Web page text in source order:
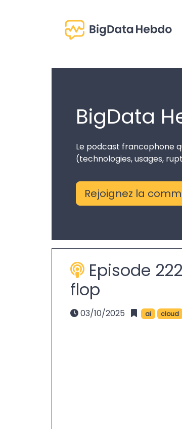
BigData
Le podcast francophone
(technologies, usages,
Rejoignez la
Episode
flop
03/10/2025 ai cloud